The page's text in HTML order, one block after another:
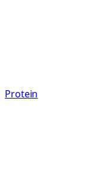
Protein